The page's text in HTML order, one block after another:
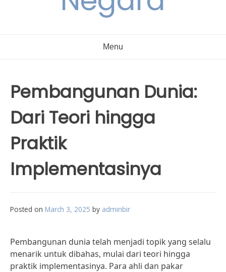
Menu
Pembangunan Dunia:
Dari Teori hingga
Praktik
Implementasinya
Posted on March 3, 2025 by adminbir
Pembangunan dunia telah menjadi topik yang selalu
menarik untuk dibahas, mulai dari teori hingga
praktik implementasinya. Para ahli dan pakar